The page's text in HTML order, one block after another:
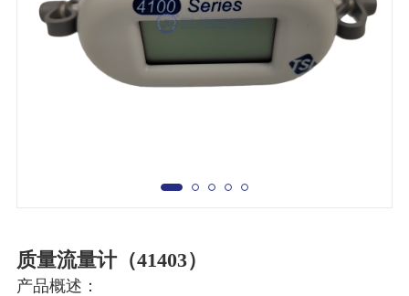
质量流量计（41403）
产品概述：